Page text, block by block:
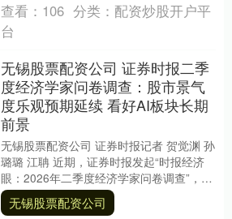
查看： 106 分类： 配资炒股开户平
台
无锡股票配资公司 证券时报二季
度经济学家问卷调查：股市景气
度乐观预期延续 看好AI板块长期
前景
无锡股票配资公司 证券时报记者 贺觉渊 孙
璐璐 江聃 近期，证券时报发起“时报经济
眼：2026年二季度经济学家问卷调查”，邀
请来自政府部门、研究机构、知名院校
的....
无锡股票配资公司